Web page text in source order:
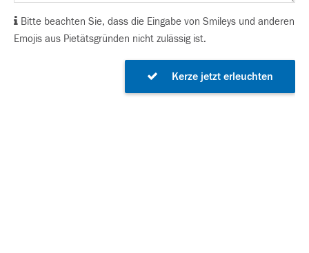
Bitte beachten Sie, dass die Eingabe von Smileys und anderen
Emojis aus Pietätsgründen nicht zulässig ist.
Kerze jetzt erleuchten